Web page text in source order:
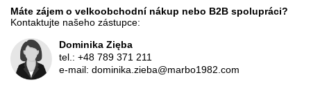
Máte zájem o velkoobchodní nákup nebo B2B spolupráci?
Kontaktujte našeho zástupce:
Dominika Zięba
tel.: +48 789 371 211
e-mail: dominika.zieba@marbo1982.com